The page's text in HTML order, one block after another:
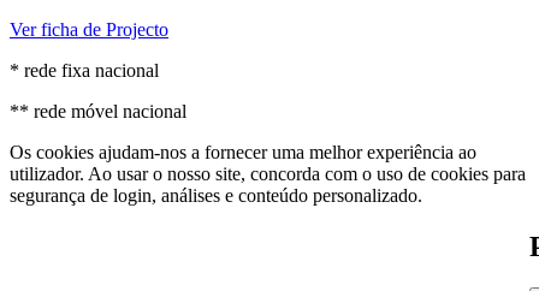
Ver ficha de Projecto
* rede fixa nacional
** rede móvel nacional
Os cookies ajudam-nos a fornecer uma melhor experiência ao
utilizador. Ao usar o nosso site, concorda com o uso de cookies para
segurança de login, análises e conteúdo personalizado.